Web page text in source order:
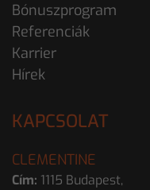
Bónuszprogram
Referenciák
Karrier
Hírek
KAPCSOLAT
CLEMENTINE
Cím: 1115 Budapest,